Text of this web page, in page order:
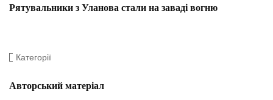
Рятувальники з Уланова стали на заваді вогню
Категорії
Авторський матеріал